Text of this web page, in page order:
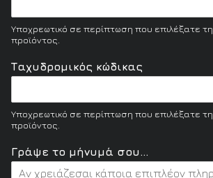
Υποχρεωτικό σε περίπτωση που επιλέξατε
προϊόντος.
ο
ρ
ά
ψ
E
m
Ταχυδρομικός κώδικας
Υποχρεωτικό σε περίπτωση που επιλέξατε
προϊόντος.
Γράψε το μήνυμά σου...